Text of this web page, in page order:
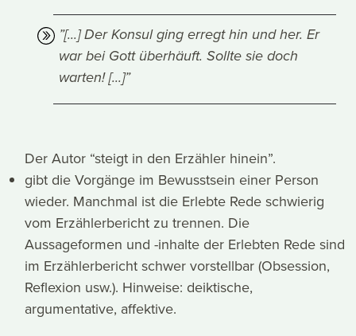
”[...] Der Konsul ging erregt hin und her. Er
war bei Gott überhäuft. Sollte sie doch
warten! [...]”
Der Autor “steigt in den Erzähler hinein”.
gibt die Vorgänge im Bewusstsein einer Person
wieder. Manchmal ist die Erlebte Rede schwierig
vom Erzählerbericht zu trennen. Die
Aussageformen und -inhalte der Erlebten Rede sind
im Erzählerbericht schwer vorstellbar (Obsession,
Reflexion usw.). Hinweise: deiktische,
argumentative, affektive.